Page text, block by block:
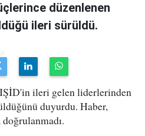
düzenlenen
ileri sürüldü.
ileri gelen liderlerinden
duyurdu. Haber,